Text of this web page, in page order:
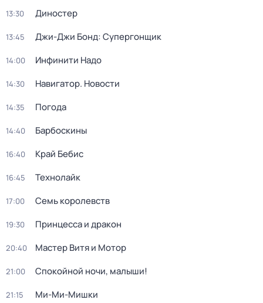
13:30 Диностер
13:45 Джи-Джи Бонд: Супергонщик
14:00 Инфинити Надо
14:30 Навигатор. Новости
14:35 Погода
14:40 Барбоскины
16:40 Край Бебис
16:45 Технолайк
17:00 Семь королевств
19:30 Принцесса и дракон
20:40 Мастер Витя и Мотор
21:00 Спокойной ночи, малыши!
21:15 Ми-Ми-Мишки